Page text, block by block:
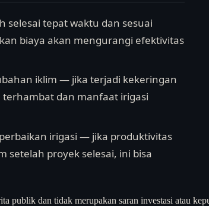
selesai tepat waktu dan sesuai
biaya akan mengurangi efektivitas
iklim — jika terjadi kekeringan
dan manfaat irigasi
irigasi — jika produktivitas
setelah proyek selesai, ini bisa
publik dan tidak merupakan saran investasi atau